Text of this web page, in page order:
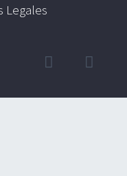
Legales